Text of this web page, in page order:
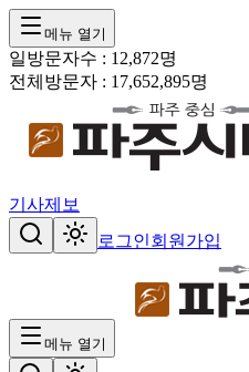
메뉴 열기
일방문자수 : 12,872명
전체방문자 : 17,652,895명
기사제보
로그인회원가입
메뉴 열기